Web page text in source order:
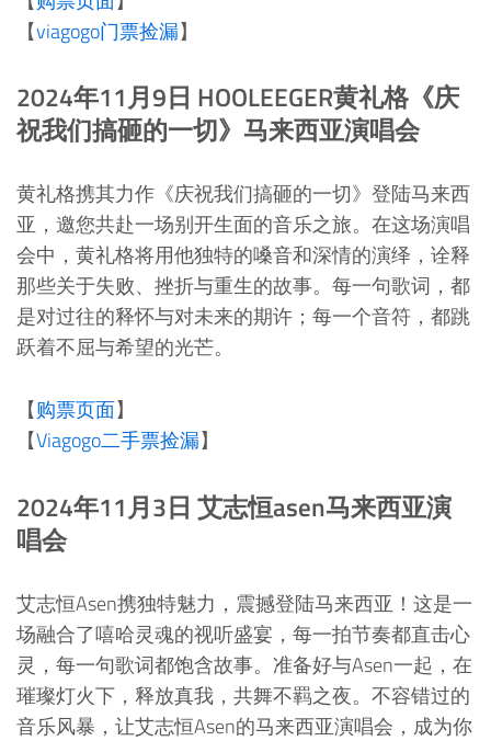
【viagogo门票捡漏】
2024年11月9日 HOOLEEGER黄礼格《庆
祝我们搞砸的一切》马来西亚演唱会
黄礼格携其力作《庆祝我们搞砸的一切》登陆马来西
亚，邀您共赴一场别开生面的音乐之旅。在这场演唱
会中，黄礼格将用他独特的嗓音和深情的演绎，诠释
那些关于失败、挫折与重生的故事。每一句歌词，都
是对过往的释怀与对未来的期许；每一个音符，都跳
跃着不屈与希望的光芒。
【购票页面】
【Viagogo二手票捡漏】
2024年11月3日 艾志恒asen马来西亚演
唱会
艾志恒Asen携独特魅力，震撼登陆马来西亚！这是一
场融合了嘻哈灵魂的视听盛宴，每一拍节奏都直击心
灵，每一句歌词都饱含故事。准备好与Asen一起，在
璀璨灯火下，释放真我，共舞不羁之夜。不容错过的
音乐风暴，让艾志恒Asen的马来西亚演唱会，成为你